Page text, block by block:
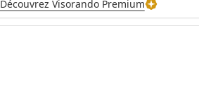
Découvrez Visorando Premium